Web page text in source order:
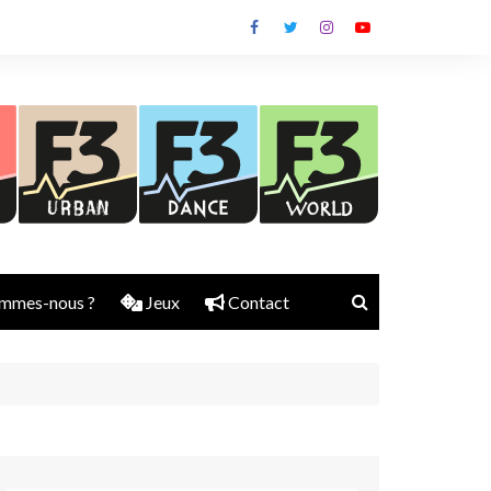
nous ? Jeux Contact